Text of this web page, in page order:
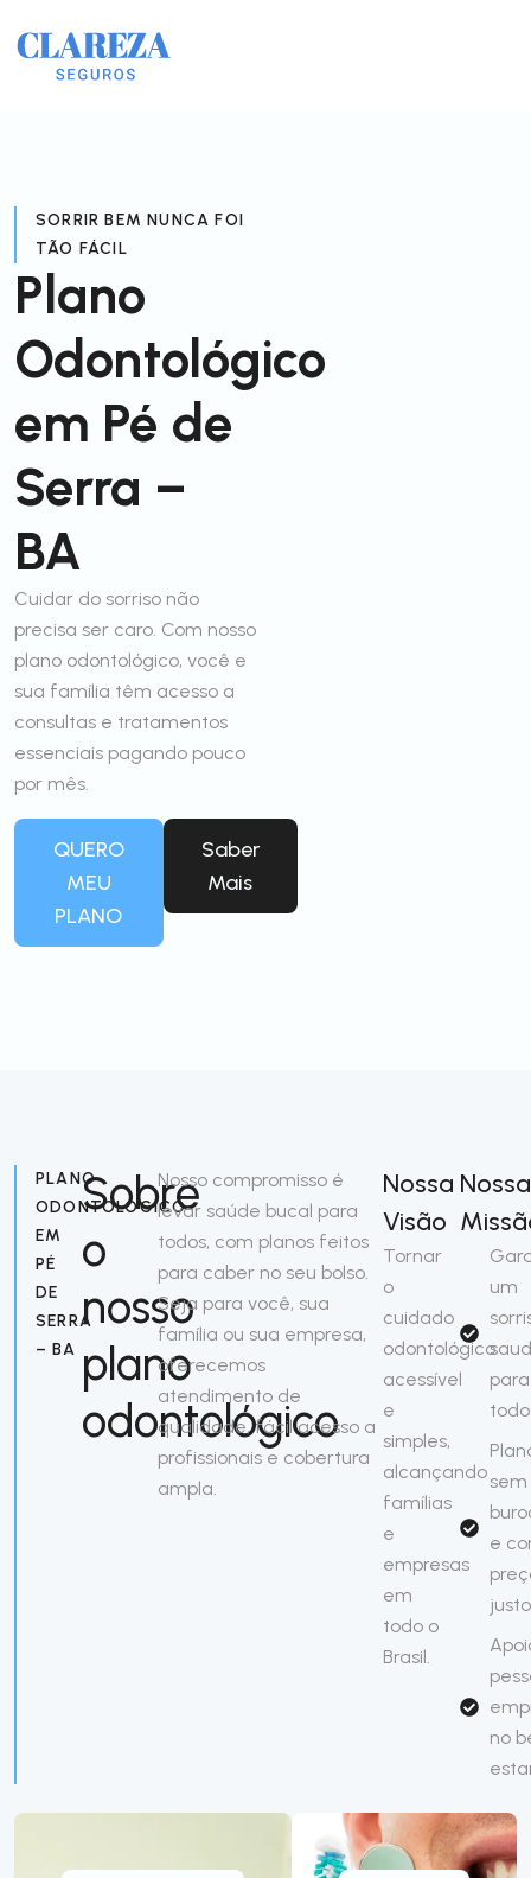
SORRIR BEM NUNCA FOI
TÃO FÁCIL
Plano
Odontológico
em Pé de
Serra –
BA
Cuidar do sorriso não
precisa ser caro. Com nosso
plano odontológico, você e
sua família têm acesso a
consultas e tratamentos
essenciais pagando pouco
por mês.
QUERO
MEU
PLANO
Saber
Mais
PLANO
ODONTOLÓGICO
EM
PÉ
DE
SERRA
– BA
Sobre
o
nosso
plano
odontológico
Nosso compromisso é
levar saúde bucal para
todos, com planos feitos
para caber no seu bolso.
Seja para você, sua
família ou sua empresa,
oferecemos
atendimento de
qualidade, fácil acesso a
profissionais e cobertura
ampla.
Nossa
Visão
Tornar
o
cuidado
odontológico
acessível
e
simples,
alcançando
famílias
e
empresas
em
todo o
Brasil.
Nossa
um
para
sem
e
justo
no